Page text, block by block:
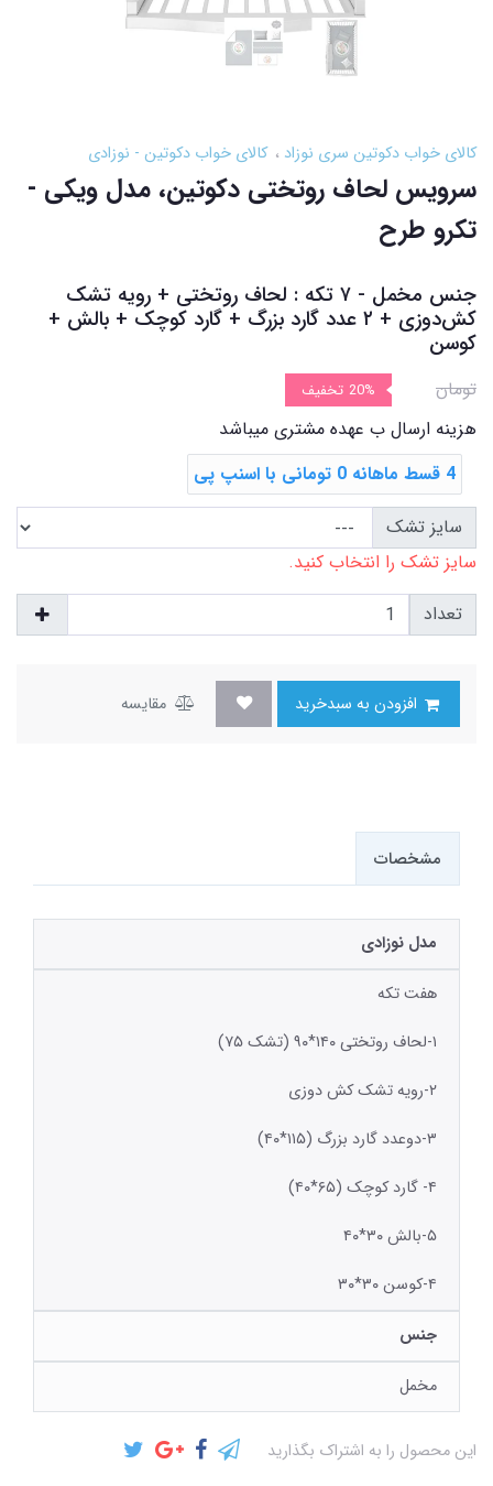
کالای خواب دکوتین سری نوزاد کالای خواب دکوتین - نوزادی
سرویس لحاف روتختی دکوتین، مدل ویکی -
تکرو طرح
جنس مخمل - ۷ تکه : لحاف روتختی + رویه تشک
‌کش‌دوزی + ۲ عدد گارد بزرگ + گارد کوچک + بالش +
کوسن
تومان 20% تخفیف
هزینه ارسال ب عهده مشتری میباشد
4 قسط ماهانه 0 تومانی با اسنپ ‌پی
سایز تشک
سایز تشک را انتخاب کنید.
تعداد
مقایسه
مشخصات
مدل نوزادی
هفت تکه
۱-لحاف روتختی ۱۴۰*۹۰ (تشک ۷۵)
۲-رویه تشک کش دوزی
۳-دوعدد گارد بزرگ (۱۱۵*۴۰)
۴- گارد کوچک (۶۵*۴۰)
۵-بالش ۳۰*۴۰
۴-کوسن ۳۰*۳۰
جنس
مخمل
این محصول را به اشتراک بگذارید